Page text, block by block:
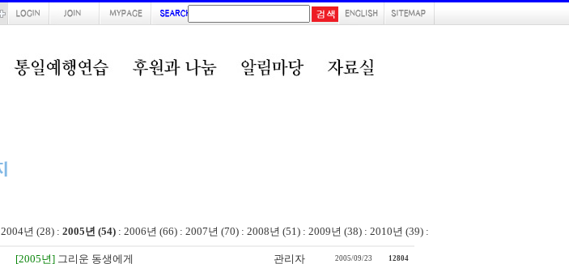
2004년 (28) : 2005년 (54) : 2006년 (66) : 2007년 (70) : 2008년 (51) : 2009년 (38) : 2010년 (39) :
[2005년] 그리운 동생에게 관리자 2005/09/23 12804